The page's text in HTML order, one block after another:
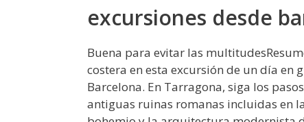
excursiones desde
Buena para evitar las
costera en esta excursión de un día
Barcelona. En Tarragona, siga los
antiguas ruinas romanas incluidas en